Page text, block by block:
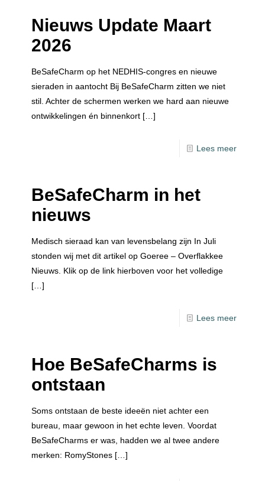
Nieuws Update Maart
2026
BeSafeCharm op het NEDHIS-congres en nieuwe
sieraden in aantocht Bij BeSafeCharm zitten we niet
stil. Achter de schermen werken we hard aan nieuwe
ontwikkelingen én binnenkort […]
Lees meer
BeSafeCharm in het
nieuws
Medisch sieraad kan van levensbelang zijn In Juli
stonden wij met dit artikel op Goeree – Overflakkee
Nieuws. Klik op de link hierboven voor het volledige
[…]
Lees meer
Hoe BeSafeCharms is
ontstaan
Soms ontstaan de beste ideeën niet achter een
bureau, maar gewoon in het echte leven. Voordat
BeSafeCharms er was, hadden we al twee andere
merken: RomyStones […]